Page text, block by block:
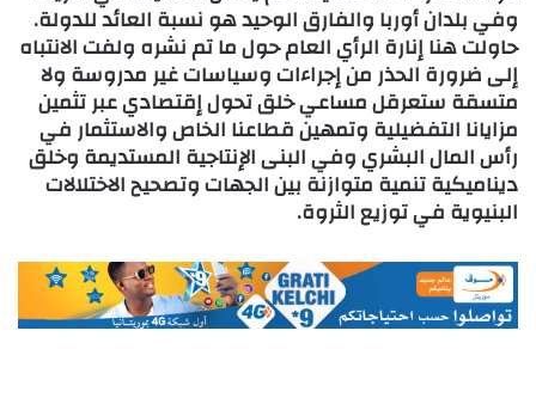
وفي بلدان أوربا والفارق الوحيد هو نسبة العائد للدولة.
حاولت هنا إنارة الرأي العام حول ما تم نشره ولفت الانتباه
إلى ضرورة الحذر من إجراءات وسياسات غير مدروسة ولا
متسقة ستعرقل مساعي خلق تحول إقتصادي عبر تثمين
مزايانا التفضيلية وتمهين قطاعنا الخاص والاستثمار في
رأس المال البشري وفي البنى الإنتاجية المستديمة وخلق
ديناميكية تنمية متوازنة بين الجهات وتصحيح الاختلالات
البنيوية في توزيع الثروة.